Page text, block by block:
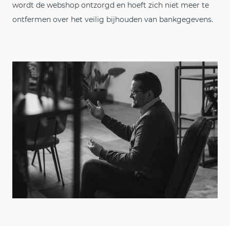
wordt de webshop ontzorgd en hoeft zich niet meer te
ontfermen over het veilig bijhouden van bankgegevens.